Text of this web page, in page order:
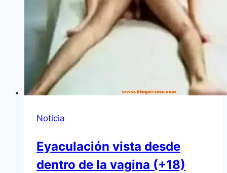
Noticia
Eyaculación vista desde
dentro de la vagina (+18)